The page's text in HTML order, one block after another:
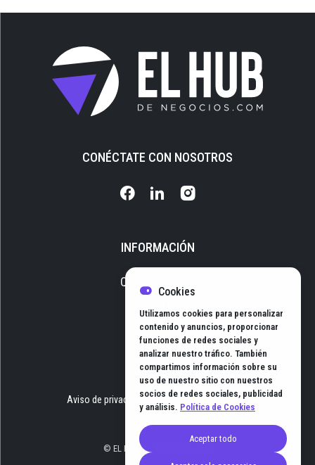
INFORMACIÓN
Quiénes somos
Newsletter
Contacto
CONÉCTATE CON NOSOTROS
Aviso de privacidad Términos y Condiciones
© EL HUB DE NEGOCIOS 2026
Cookies
Utilizamos cookies para personalizar
contenido y anuncios, proporcionar
funciones de redes sociales y
analizar nuestro tráfico. También
compartimos información sobre su
uso de nuestro sitio con nuestros
socios de redes sociales, publicidad
y análisis. Política de Cookies
Aceptar todo